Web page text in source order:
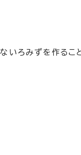
いろみずを作るこ